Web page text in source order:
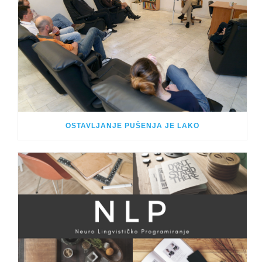
OSTAVLJANJE PUŠENJA JE LAKO